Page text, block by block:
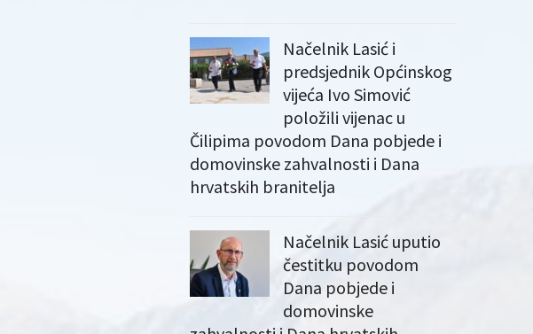
Načelnik Lasić i
predsjednik Općinskog
vijeća Ivo Simović
položili vijenac u
Čilipima povodom Dana pobjede i
domovinske zahvalnosti i Dana
hrvatskih branitelja
Načelnik Lasić uputio
čestitku povodom
Dana pobjede i
domovinske